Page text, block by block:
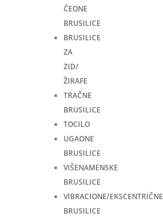
ČEONE
BRUSILICE
BRUSILICE
ZA
ZID/
ŽIRAFE
TRAČNE
BRUSILICE
TOCILO
UGAONE
BRUSILICE
VIŠENAMENSKE
BRUSILICE
VIBRACIONE/EKSCENTRIČNE
BRUSILICE